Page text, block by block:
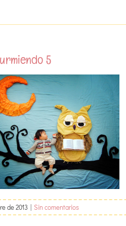
5
de 2013 | Sin comentarios